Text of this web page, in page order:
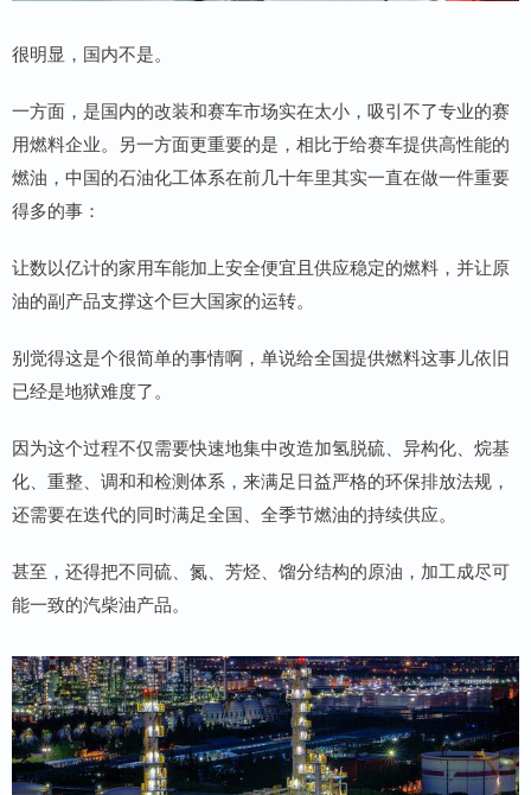
很明显，国内不是。
一方面，是国内的改装和赛车市场实在太小，吸引不了专业的赛
用燃料企业。另一方面更重要的是，相比于给赛车提供高性能的
燃油，中国的石油化工体系在前几十年里其实一直在做一件重要
得多的事：
让数以亿计的家用车能加上安全便宜且供应稳定的燃料，并让原
油的副产品支撑这个巨大国家的运转。
别觉得这是个很简单的事情啊，单说给全国提供燃料这事儿依旧
已经是地狱难度了。
因为这个过程不仅需要快速地集中改造加氢脱硫、异构化、烷基
化、重整、调和和检测体系，来满足日益严格的环保排放法规，
还需要在迭代的同时满足全国、全季节燃油的持续供应。
甚至，还得把不同硫、氮、芳烃、馏分结构的原油，加工成尽可
能一致的汽柴油产品。